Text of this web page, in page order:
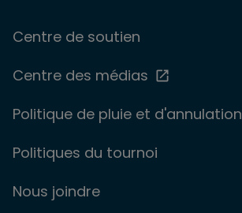
Centre de soutien
Centre des médias
Politique de pluie et d'annulation
Politiques du tournoi
Nous joindre